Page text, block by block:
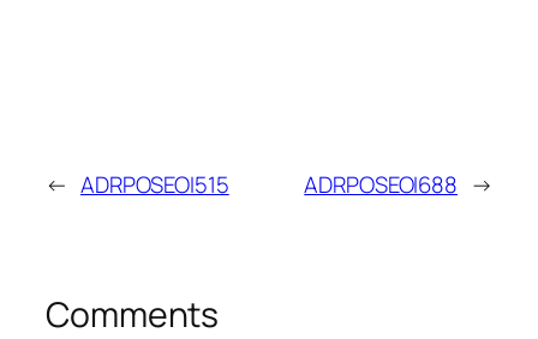
← ADRPOSEOI515 ADRPOSEOI688 →
Comments